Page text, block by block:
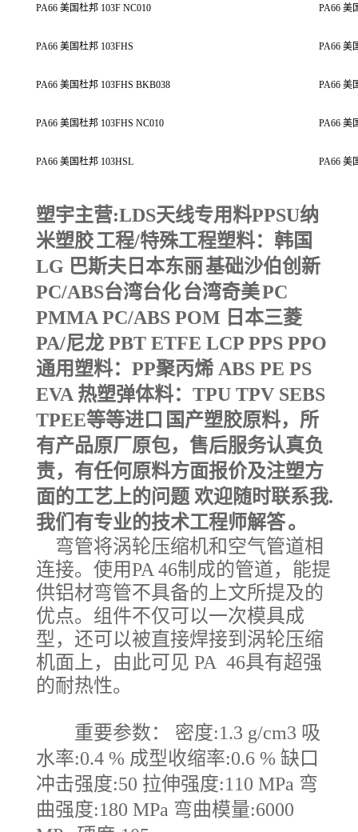
PA66 美国杜邦 103F NC010 PA66 美
PA66 美国杜邦 103FHS PA66 美
PA66 美国杜邦 103FHS BKB038 PA66 美
PA66 美国杜邦 103FHS NC010 PA66 美
PA66 美国杜邦 103HSL PA66 美
塑宇主营:LDS天线专用料PPSU纳
米塑胶工程/特殊工程塑料：韩国
LG 巴斯夫日本东丽基础沙伯创新
PC/ABS台湾台化台湾奇美PC
PMMA PC/ABS POM 日本三菱
PA/尼龙 PBT ETFE LCP PPS PPO
通用塑料： PP聚丙烯 ABS PE PS
EVA 热塑弹体料： TPU TPV SEBS
TPEE等等进口 国产塑胶原料，所
有产品原厂原包，售后服务认真负
责，有任何原料方面报价及注塑方
面的工艺上的问题 欢迎随时联系我.
我们有专业的技术工程师解答。
弯管将涡轮压缩机和空气管道相
连接。使用PA 46制成的管道，能提
供铝材弯管不具备的上文所提及的
优点。组件不仅可以一次模具成
型，还可以被直接焊接到涡轮压缩
机面上，由此可见 PA 46具有超强
的耐热性。
重要参数： 密度:1.3 g/cm3 吸
水率:0.4 % 成型收缩率:0.6 % 缺口
冲击强度:50 拉伸强度:110 MPa 弯
曲强度:180 MPa 弯曲模量:6000